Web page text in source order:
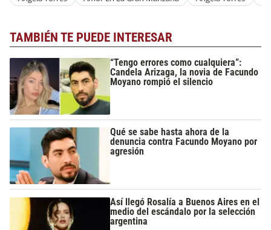
TAMBIÉN TE PUEDE INTERESAR
“Tengo errores como cualquiera”:
Candela Arizaga, la novia de Facundo
Moyano rompió el silencio
Qué se sabe hasta ahora de la
denuncia contra Facundo Moyano por
agresión
Así llegó Rosalía a Buenos Aires en el
medio del escándalo por la selección
argentina